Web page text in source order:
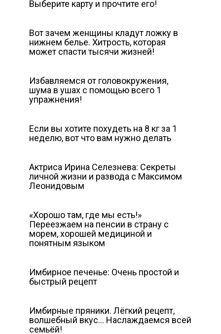
Выберите карту и прочтите его!
Вот зачем женщины кладут ложку в
нижнем белье. Хитрость, которая
может спасти тысячи жизней!
Избавляемся от головокружения,
шума в ушах с помощью всего 1
упражнения!
Если вы хотите похудеть на 8 кг за 1
неделю, вот что вам нужно делать
Актриса Ирина Селезнева: Секреты
личной жизни и развода с Максимом
Леонидовым
«Хорошо там, где мы есть!»
Переезжаем на пенсии в страну с
морем, хорошей медициной и
понятным языком
Имбирное печенье: Очень простой и
быстрый рецепт
Имбирные пряники. Лёгкий рецепт,
волшебный вкус… Наслаждаемся всей
семьёй!